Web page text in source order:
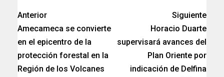
Anterior
Amecameca se convierte
en el epicentro de la
protección forestal en la
Región de los Volcanes
Siguiente
Horacio Duarte
supervisará avances del
Plan Oriente por
indicación de Delfina